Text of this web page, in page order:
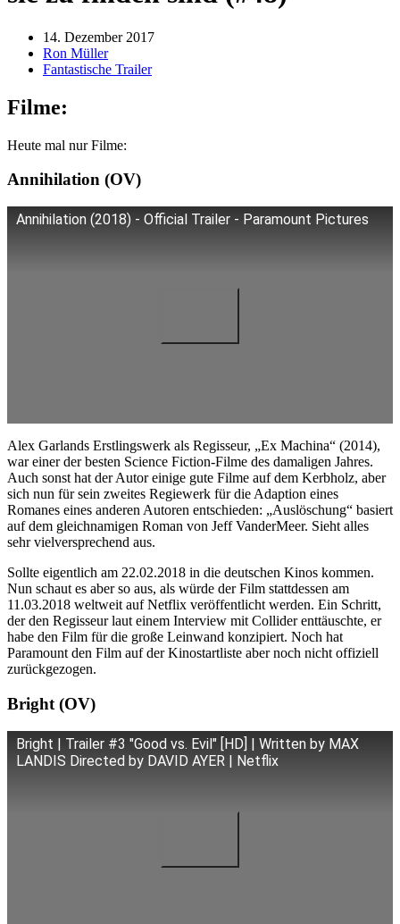
14. Dezember 2017
Ron Müller
Fantastische Trailer
Filme:
Heute mal nur Filme:
Annihilation (OV)
Annihilation (2018) - Official Trailer - Paramount Pictures
Alex Garlands Erstlingswerk als Regisseur, „Ex Machina“ (2014),
war einer der besten Science Fiction-Filme des damaligen Jahres.
Auch sonst hat der Autor einige gute Filme auf dem Kerbholz, aber
sich nun für sein zweites Regiewerk für die Adaption eines
Romanes eines anderen Autoren entschieden: „Auslöschung“ basiert
auf dem gleichnamigen Roman von Jeff VanderMeer. Sieht alles
sehr vielversprechend aus.
Sollte eigentlich am 22.02.2018 in die deutschen Kinos kommen.
Nun schaut es aber so aus, als würde der Film stattdessen am
11.03.2018 weltweit auf Netflix veröffentlicht werden. Ein Schritt,
der den Regisseur laut einem Interview mit Collider enttäuschte, er
habe den Film für die große Leinwand konzipiert. Noch hat
Paramount den Film auf der Kinostartliste aber noch nicht offiziell
zurückgezogen.
Bright (OV)
Bright | Trailer #3 "Good vs. Evil" [HD] | Written by MAX
LANDIS Directed by DAVID AYER | Netflix